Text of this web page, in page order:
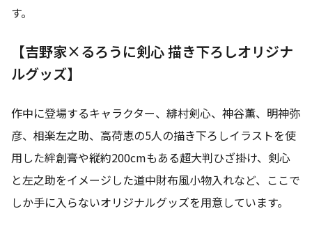
す。
【吉野家×るろうに剣心 描き下ろしオリジナ
ルグッズ】
作中に登場するキャラクター、緋村剣心、神谷薫、明神弥
彦、相楽左之助、高荷恵の5人の描き下ろしイラストを使
用した絆創膏や縦約200cmもある超大判ひざ掛け、剣心
と左之助をイメージした道中財布風小物入れなど、ここで
しか手に入らないオリジナルグッズを用意しています。